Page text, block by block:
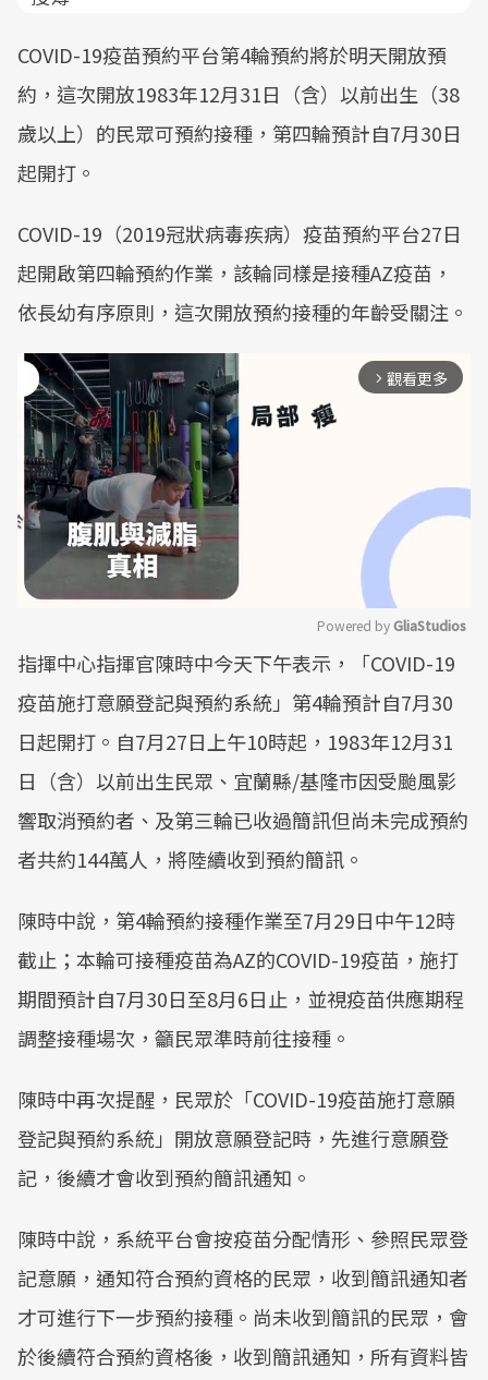
COVID-19疫苗預約平台第4輪預約將於明天開放預
約，這次開放1983年12月31日（含）以前出生（38
歲以上）的民眾可預約接種，第四輪預計自7月30日
起開打。
COVID-19（2019冠狀病毒疾病）疫苗預約平台27日
起開啟第四輪預約作業，該輪同樣是接種AZ疫苗，
依長幼有序原則，這次開放預約接種的年齡受關注。
arrow_forward_ios 觀看更多
Mute
Powered by GliaStudios
指揮中心指揮官陳時中今天下午表示，「COVID-19
疫苗施打意願登記與預約系統」第4輪預計自7月30
日起開打。自7月27日上午10時起，1983年12月31
日（含）以前出生民眾、宜蘭縣/基隆市因受颱風影
響取消預約者、及第三輪已收過簡訊但尚未完成預約
者共約144萬人，將陸續收到預約簡訊。
陳時中說，第4輪預約接種作業至7月29日中午12時
截止；本輪可接種疫苗為AZ的COVID-19疫苗，施打
期間預計自7月30日至8月6日止，並視疫苗供應期程
調整接種場次，籲民眾準時前往接種。
陳時中再次提醒，民眾於「COVID-19疫苗施打意願
登記與預約系統」開放意願登記時，先進行意願登
記，後續才會收到預約簡訊通知。
陳時中說，系統平台會按疫苗分配情形、參照民眾登
記意願，通知符合預約資格的民眾，收到簡訊通知者
才可進行下一步預約接種。尚未收到簡訊的民眾，會
於後續符合預約資格後，收到簡訊通知，所有資料皆